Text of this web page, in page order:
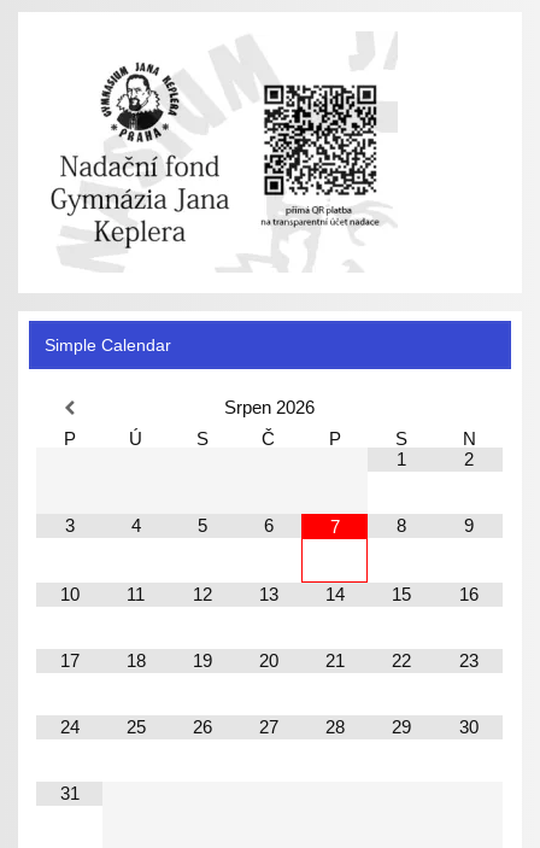
Simple Calendar
Srpen 2026
P
Ú S Č P S
N
1
2
3 4 5 6 7 8 9
10 11 12 13 14 15 16
17 18 19 20 21 22 23
24 25 26 27 28 29 30
31